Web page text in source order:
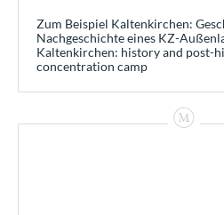
Zum Beispiel Kaltenkirchen:
Nachgeschichte eines KZ-
Kaltenkirchen: history and post-
concentration camp